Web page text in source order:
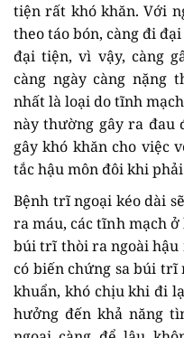
tiện rất khó khăn. Với
theo táo bón, càng đi
đại tiện, vì vậy, càng
càng ngày càng nặng
nhất là loại do tĩnh
này thường gây ra đau
gây khó khăn cho việc
tắc hậu môn đôi khi
Bệnh trĩ ngoại kéo dài
ra máu, các tĩnh mạch
búi trĩ thòi ra ngoài hậu
có biến chứng sa búi trĩ
khuẩn, khó chịu khi đi
hưởng đến khả năng